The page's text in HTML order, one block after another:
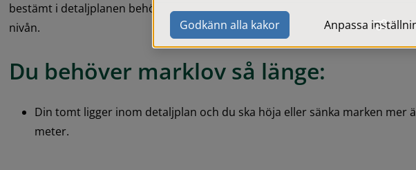
bestämt i detaljplanen behövs inte marklov för att höja eller sänka markytan
nivån.
Du behöver marklov så länge:
Din tomt ligger inom detaljplan och du ska höja eller sänka marken mer
meter.
Godkänn alla kakor Anpassa